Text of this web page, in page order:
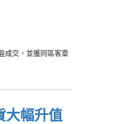
成交，並獲同區客垂
大幅升值